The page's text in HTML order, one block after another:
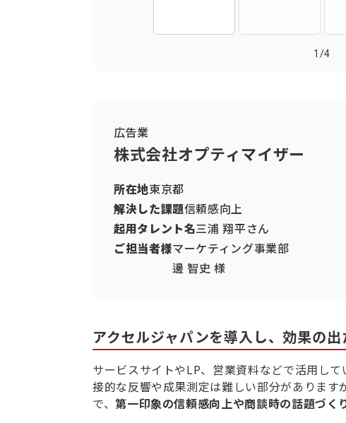
1 /4
広告業
株式会社オプティマイザー
所在地東京都
解決した課題信頼感向上
起用タレント名三浦 翔平さん
ご担当者様マーケティング事業部
邊 智史 様
アクセルジャパンを導入し、効果の
サービスサイトやLP、営業資料などで活用し
接的な反響や成果測定は難しい部分があります
で、第一印象の信頼感向上や商談時の話題づく